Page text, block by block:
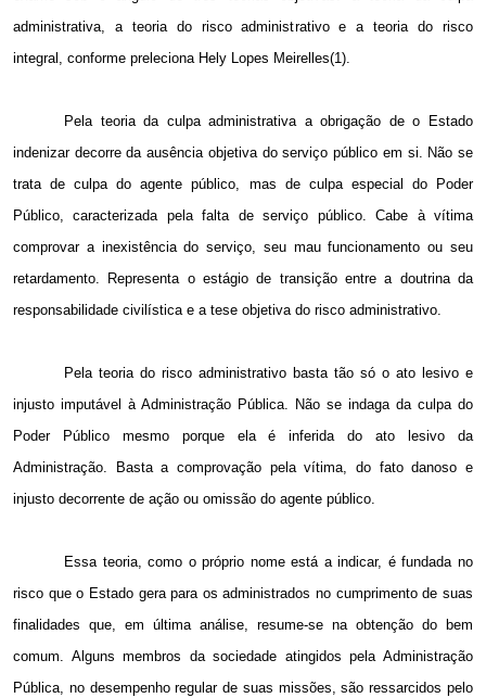
administrativa, a teoria do risco administrativo e a teoria do risco
integral, conforme preleciona Hely Lopes Meirelles(1).
Pela teoria da culpa administrativa a obrigação de o Estado
indenizar decorre da ausência objetiva do serviço público em si. Não se
trata de culpa do agente público, mas de culpa especial do Poder
Público, caracterizada pela falta de serviço público. Cabe à vítima
comprovar a inexistência do serviço, seu mau funcionamento ou seu
retardamento. Representa o estágio de transição entre a doutrina da
responsabilidade civilística e a tese objetiva do risco administrativo.
Pela teoria do risco administrativo basta tão só o ato lesivo e
injusto imputável à Administração Pública. Não se indaga da culpa do
Poder Público mesmo porque ela é inferida do ato lesivo da
Administração. Basta a comprovação pela vítima, do fato danoso e
injusto decorrente de ação ou omissão do agente público.
Essa teoria, como o próprio nome está a indicar, é fundada no
risco que o Estado gera para os administrados no cumprimento de suas
finalidades que, em última análise, resume-se na obtenção do bem
comum. Alguns membros da sociedade atingidos pela Administração
Pública, no desempenho regular de suas missões, são ressarcidos pelo